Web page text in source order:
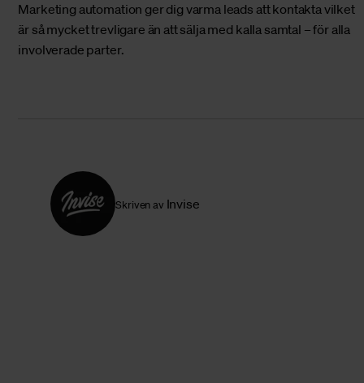
Marketing automation ger dig varma leads att kontakta vilket
är så mycket trevligare än att sälja med kalla samtal – för alla
involverade parter.
Skriven av Invise